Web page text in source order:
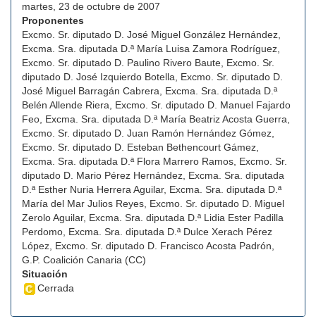
martes, 23 de octubre de 2007
Proponentes
Excmo. Sr. diputado D. José Miguel González Hernández,
Excma. Sra. diputada D.ª María Luisa Zamora Rodríguez,
Excmo. Sr. diputado D. Paulino Rivero Baute, Excmo. Sr.
diputado D. José Izquierdo Botella, Excmo. Sr. diputado D.
José Miguel Barragán Cabrera, Excma. Sra. diputada D.ª
Belén Allende Riera, Excmo. Sr. diputado D. Manuel Fajardo
Feo, Excma. Sra. diputada D.ª María Beatriz Acosta Guerra,
Excmo. Sr. diputado D. Juan Ramón Hernández Gómez,
Excmo. Sr. diputado D. Esteban Bethencourt Gámez,
Excma. Sra. diputada D.ª Flora Marrero Ramos, Excmo. Sr.
diputado D. Mario Pérez Hernández, Excma. Sra. diputada
D.ª Esther Nuria Herrera Aguilar, Excma. Sra. diputada D.ª
María del Mar Julios Reyes, Excmo. Sr. diputado D. Miguel
Zerolo Aguilar, Excma. Sra. diputada D.ª Lidia Ester Padilla
Perdomo, Excma. Sra. diputada D.ª Dulce Xerach Pérez
López, Excmo. Sr. diputado D. Francisco Acosta Padrón,
G.P. Coalición Canaria (CC)
Situación
Cerrada